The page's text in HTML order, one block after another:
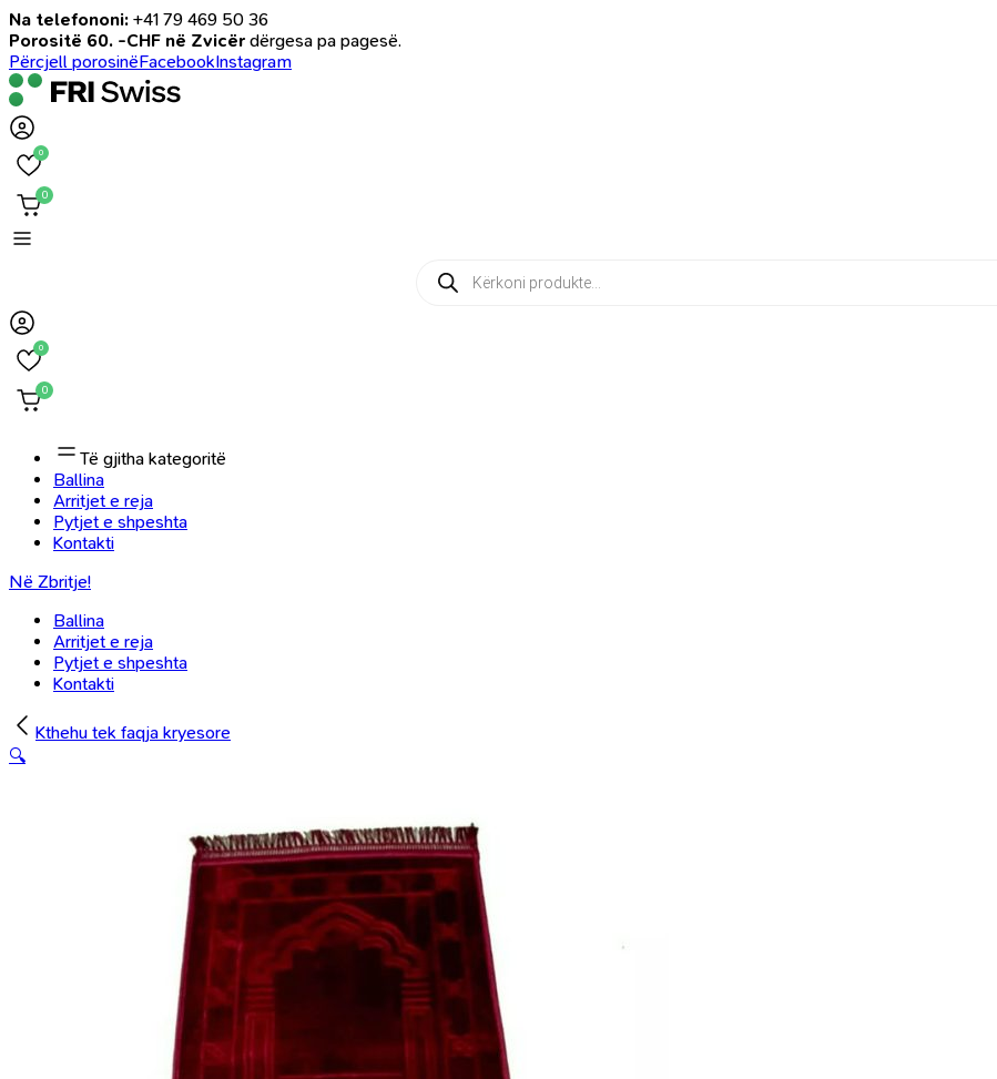
Na telefononi: +41 79 469 50 36
Porositë 60. -CHF në Zvicër dërgesa pa pagesë.
Përcjell porosinëFacebookInstagram
0
0
Products
search
0
0
Të gjitha kategoritë
Ballina
Arritjet e reja
Pytjet e shpeshta
Kontakti
Në Zbritje!
Ballina
Arritjet e reja
Pytjet e shpeshta
Kontakti
Kthehu tek faqja kryesore
🔍